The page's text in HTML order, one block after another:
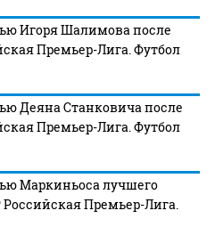
Игоря Шалимова после
Премьер-Лига. Футбол
Деяна Станковича после
Премьер-Лига. Футбол
Маркиньоса лучшего
Премьер-Лига.